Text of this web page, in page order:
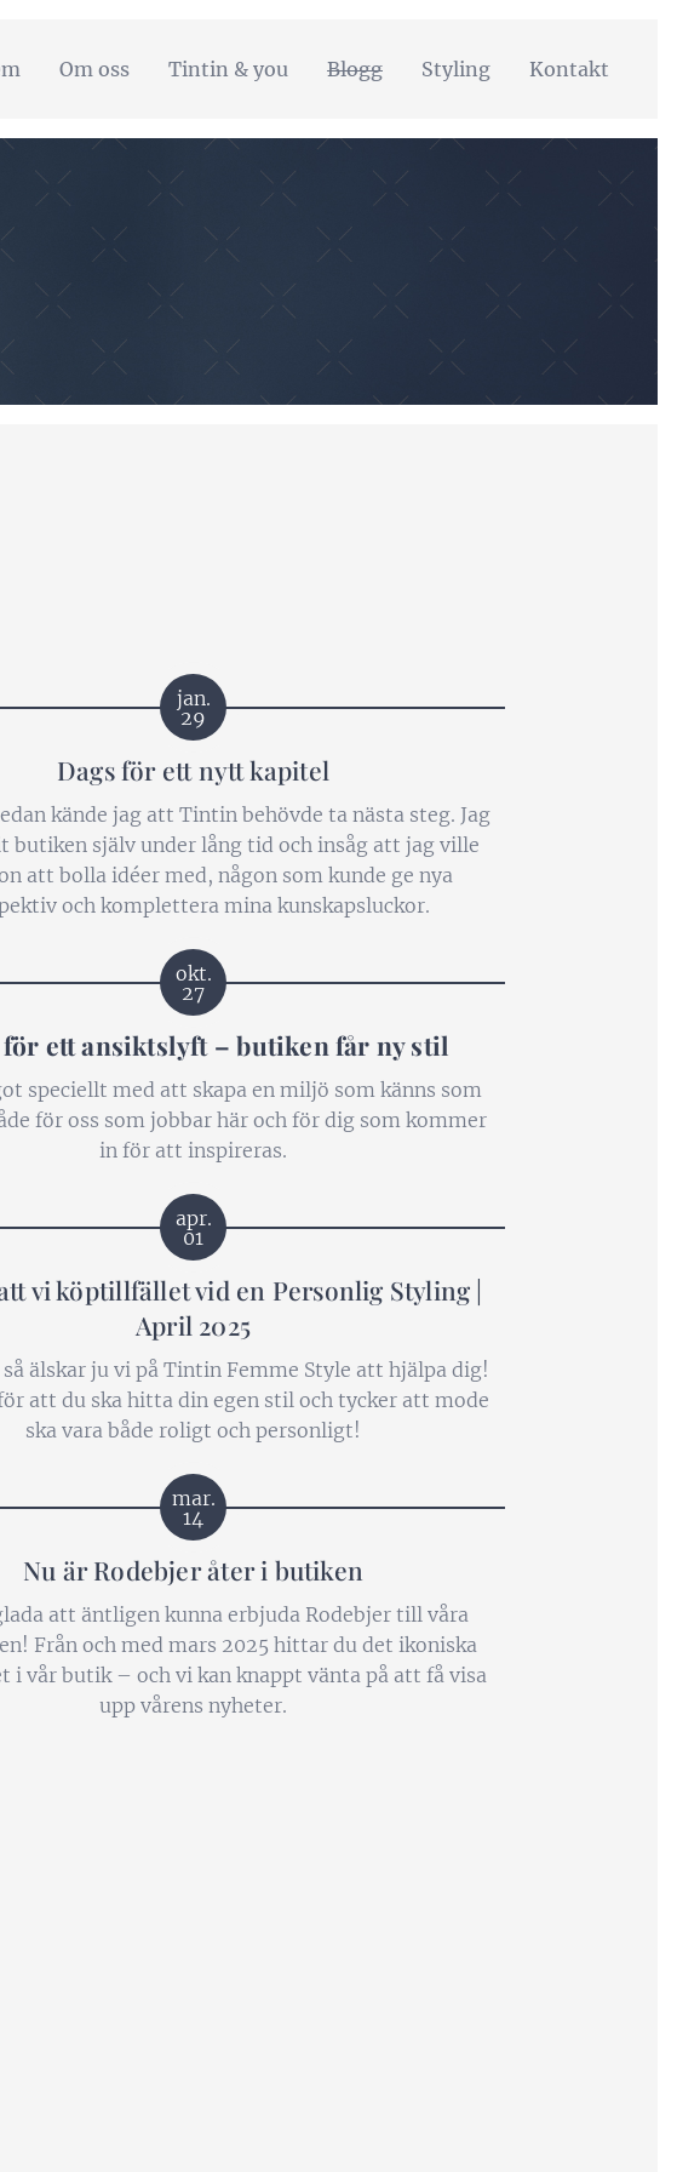
Om oss Tintin & you Blogg Styling Kontakt
jan.
29
Dags för ett nytt kapitel
kände jag att Tintin behövde ta nästa steg. Jag
butiken själv under lång tid och insåg att jag ville
att bolla idéer med, någon som kunde ge nya
och komplettera mina kunskapsluckor.
okt.
27
för ett ansiktslyft – butiken får ny stil
speciellt med att skapa en miljö som känns som
för oss som jobbar här och för dig som kommer
in för att inspireras.
apr.
01
vi köptillfället vid en Personlig Styling |
April 2025
älskar ju vi på Tintin Femme Style att hjälpa dig!
att du ska hitta din egen stil och tycker att mode
ska vara både roligt och personligt!
mar.
14
Nu är Rodebjer åter i butiken
att äntligen kunna erbjuda Rodebjer till våra
Från och med mars 2025 hittar du det ikoniska
i vår butik – och vi kan knappt vänta på att få visa
upp vårens nyheter.